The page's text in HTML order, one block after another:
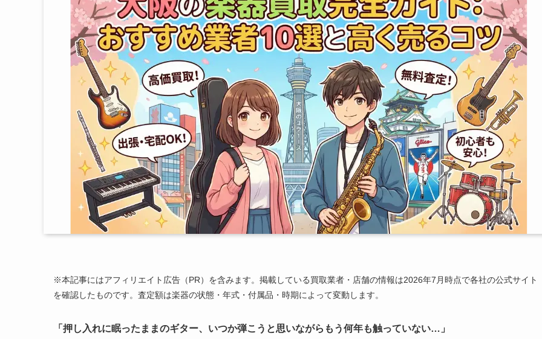
※本記事にはアフィリエイト広告（PR）を含みます。掲載している買取業者・店舗の情報は2026年7月時点で各社の公式サイト
を確認したものです。査定額は楽器の状態・年式・付属品・時期によって変動します。
「押し入れに眠ったままのギター、いつか弾こうと思いながらもう何年も触っていない…」